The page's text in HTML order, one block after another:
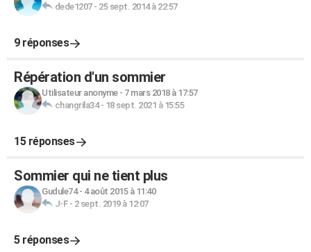
dede1207- 25 sept. 2014 à 22:57
9 réponses
Répération d'un sommier
Utilisateur anonyme- 7 mars 2018 à 17:57
changrila34- 18 sept. 2021 à 15:55
15 réponses
Sommier qui ne tient plus
Gudule74- 4 août 2015 à 11:40
J-F- 2 sept. 2019 à 12:07
5 réponses